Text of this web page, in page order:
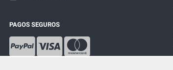
PAGOS SEGUROS